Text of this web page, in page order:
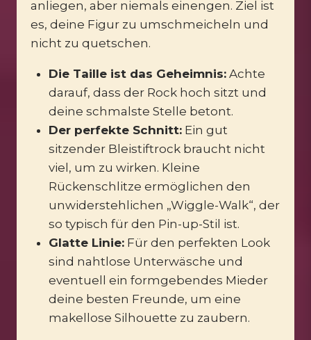
anliegen, aber niemals einengen. Ziel ist
es, deine Figur zu umschmeicheln und
nicht zu quetschen.
Die Taille ist das Geheimnis:Achte
darauf, dass der Rock hoch sitzt und
deine schmalste Stelle betont.
Der perfekte Schnitt:Ein gut
sitzender Bleistiftrock braucht nicht
viel, um zu wirken. Kleine
Rückenschlitze ermöglichen den
unwiderstehlichen „Wiggle-Walk“, der
so typisch für den Pin-up-Stil ist.
Glatte Linie:Für den perfekten Look
sind nahtlose Unterwäsche und
eventuell ein formgebendes Mieder
deine besten Freunde, um eine
makellose Silhouette zu zaubern.